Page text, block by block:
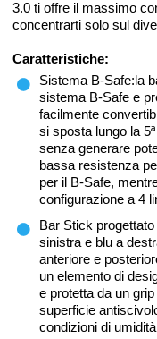
3.0 ti offre il massimo
concentrarti solo sul
Caratteristiche:
Sistema B-Safe:la
sistema B-Safe e
facilmente
si sposta lungo la
senza generare
bassa resistenza
per il B-Safe,
configurazione a 4
Bar Stick
sinistra e blu a
anteriore e
un elemento di
e protetta da un
superficie
condizioni di